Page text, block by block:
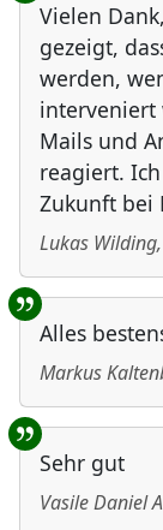
Vielen
gezeigt,
werden,
interveniert
Mails und
reagiert.
Zukunft bei
Lukas Wilding,
Alles
Markus
Sehr gut
Vasile Daniel